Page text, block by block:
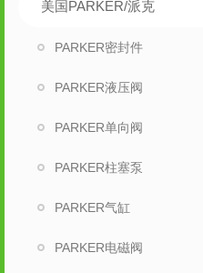
美国PARKER/派克
PARKER密封件
PARKER液压阀
PARKER单向阀
PARKER柱塞泵
PARKER气缸
PARKER电磁阀